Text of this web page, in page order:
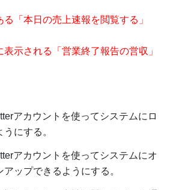
る「本日の売上速報を閲覧する」
表示される「営業終了報告の営収」
アカウントを使ってシステムにロ
にする。
アカウントを使ってシステムにオ
アップできるようにする。